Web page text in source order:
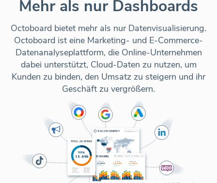
Mehr als nur Dashboards
Octoboard bietet mehr als nur Datenvisualisierung.
Octoboard ist eine Marketing- und E-Commerce-
Datenanalyseplattform, die Online-Unternehmen
dabei unterstützt, Cloud-Daten zu nutzen, um
Kunden zu binden, den Umsatz zu steigern und ihr
Geschäft zu vergrößern.